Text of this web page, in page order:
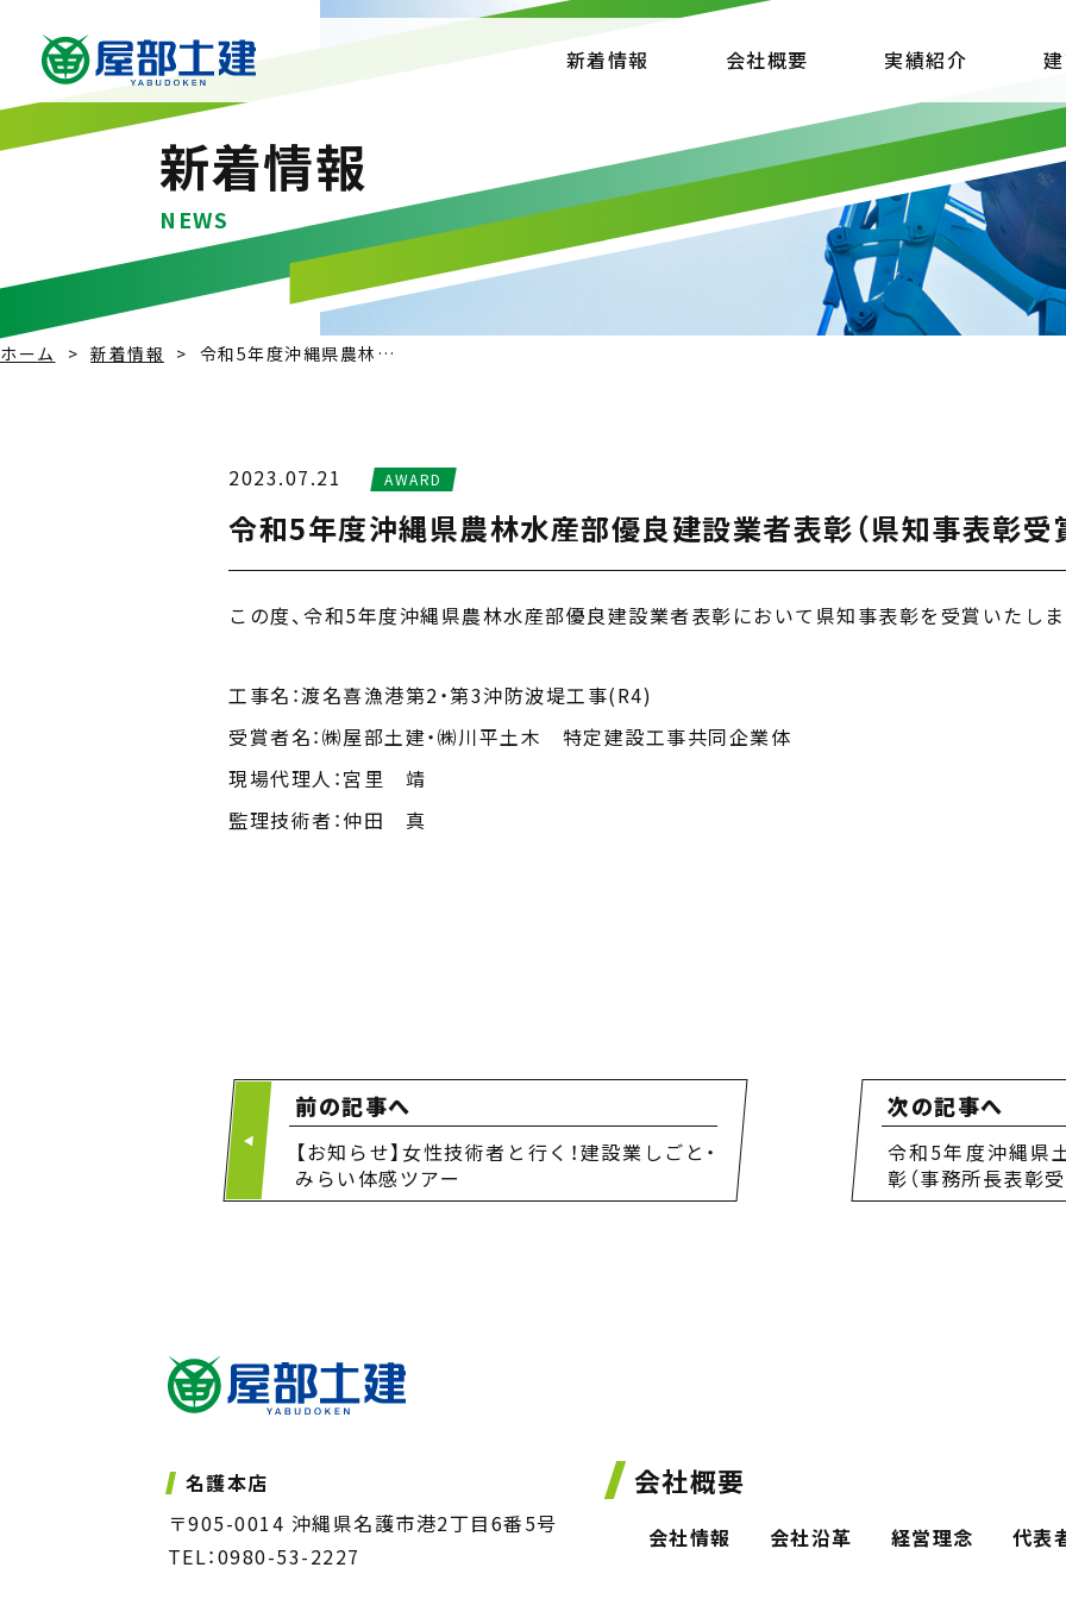
新着情報 会社概要 実績紹介
新着情報
NEWS
ホーム 新着情報 令和5年度沖縄県農林…
2023.07.21 AWARD
令和5年度沖縄県農林水産部優良建設業者表彰（県知事表彰受
この度、令和5年度沖縄県農林水産部優良建設業者表彰において県知事表彰を受賞いたし
工事名：渡名喜漁港第2・第3沖防波堤工事(R4)
受賞者名：㈱屋部土建・㈱川平土木 特定建設工事共同企業体
現場代理人：宮里 靖
監理技術者：仲田 真
前の記事へ
【お知らせ】女性技術者と行く！建設業しごと・
みらい体感ツアー
次の記事へ
令和5年度沖縄県
彰（事務所長表彰受
名護本店
〒905-0014 沖縄県名護市港2丁目6番5号
TEL：0980-53-2227
会社概要
会社情報 会社沿革 経営理念 代表